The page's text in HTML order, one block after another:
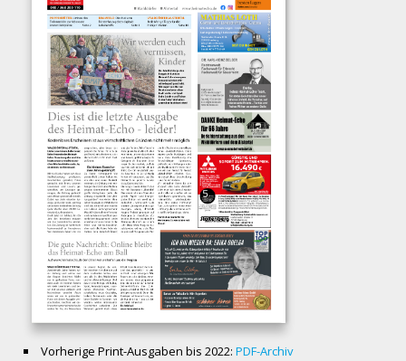
Vorherige Print-Ausgaben bis 2022: PDF-Archiv